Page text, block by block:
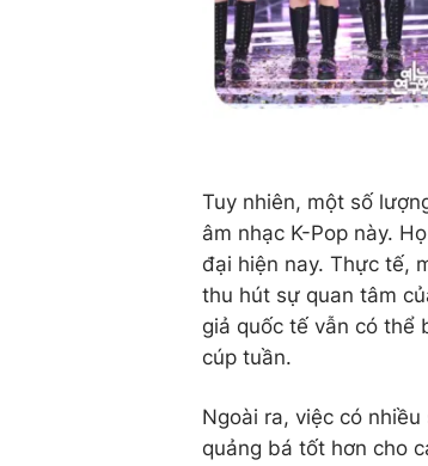
Tuy nhiên, một số
âm nhạc K-Pop này.
đại hiện nay. Thực tế,
thu hút sự quan tâm
giả quốc tế vẫn có thể
cúp tuần.
Ngoài ra, việc có
quảng bá tốt hơn cho